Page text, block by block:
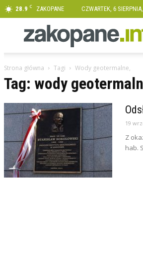
28.9 C ZAKOPANE CZWARTEK, 6
Strona główna Tagi Wody geotermalne,
Tag: wody
19
Z
hab.